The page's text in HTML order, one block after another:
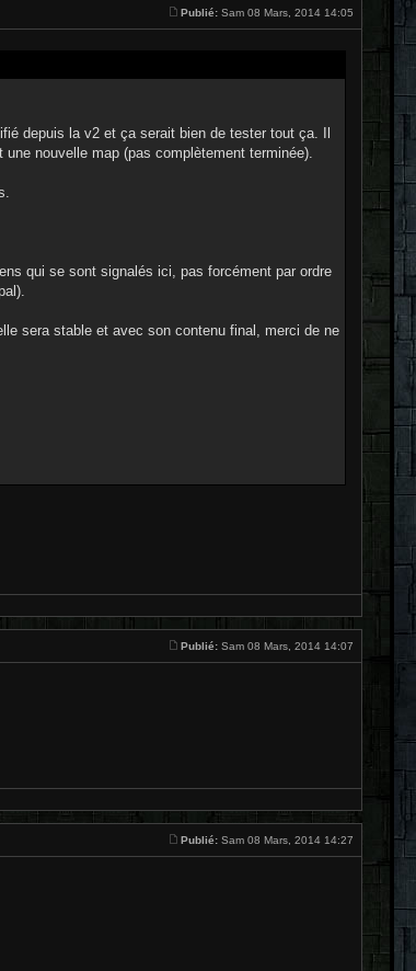
Publié: Sam 08 Mars, 2014 14:05
depuis la v2 et ça serait bien de tester tout ça. Il
nouvelle map (pas complètement terminée).
qui se sont signalés ici, pas forcément par ordre
sera stable et avec son contenu final, merci de ne
Publié: Sam 08 Mars, 2014 14:07
Publié: Sam 08 Mars, 2014 14:27